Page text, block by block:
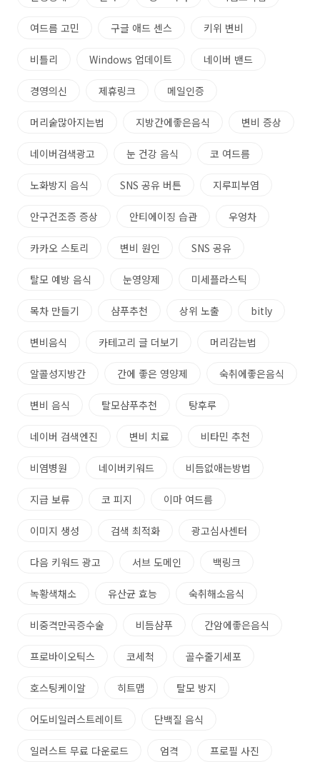
여드름 고민 구글 애드 센스 키위 변비
비틀리 Windows 업데이트 네이버 밴드
경영의신 제휴링크 메일인증
머리숱많아지는법 지방간에좋은음식 변비 증상
네이버검색광고 눈 건강 음식 코 여드름
노화방지 음식 SNS 공유 버튼 지루피부염
안구건조증 증상 안티에이징 습관 우엉차
카카오 스토리 변비 원인 SNS 공유
탈모 예방 음식 눈영양제 미세플라스틱
목차 만들기 샴푸추천 상위 노출 bitly
변비음식 카테고리 글 더보기 머리감는법
알콜성지방간 간에 좋은 영양제 숙취에좋은음식
변비 음식 탈모샴푸추천 탕후루
네이버 검색엔진 변비 치료 비타민 추천
비염병원 네이버키워드 비듬없애는방법
지급 보류 코 피지 이마 여드름
이미지 생성 검색 최적화 광고심사센터
다음 키워드 광고 서브 도메인 백링크
녹황색채소 유산균 효능 숙취해소음식
비중격만곡증수술 비듬샴푸 간암에좋은음식
프로바이오틱스 코세척 골수줄기세포
호스팅케이알 히트맵 탈모 방지
어도비일러스트레이트 단백질 음식
일러스트 무료 다운로드 엄격 프로필 사진